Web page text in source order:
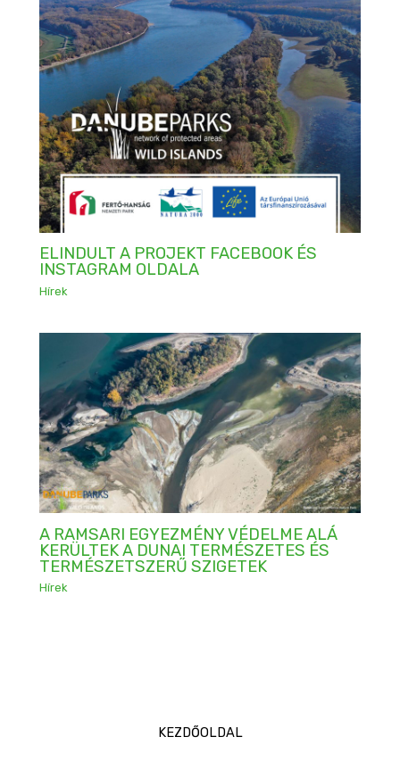
ELINDULT A PROJEKT FACEBOOK ÉS
INSTAGRAM OLDALA
Hírek
A RAMSARI EGYEZMÉNY VÉDELME ALÁ
KERÜLTEK A DUNAI TERMÉSZETES ÉS
TERMÉSZETSZERŰ SZIGETEK
Hírek
KEZDŐOLDAL